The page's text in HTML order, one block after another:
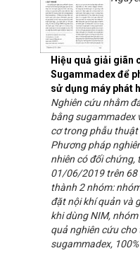
Hiệu quả giải giãn
Sugammadex để
sử dụng máy phát
Nghiên cứu nhằm
bằng sugammadex
cơ trong phẫu thuật
Phương pháp
nhiên có đối
01/06/2019 trên 68
thành 2 nhóm:
đặt nội khí quản và
khi dùng NIM,
quả nghiên cứu
sugammadex,